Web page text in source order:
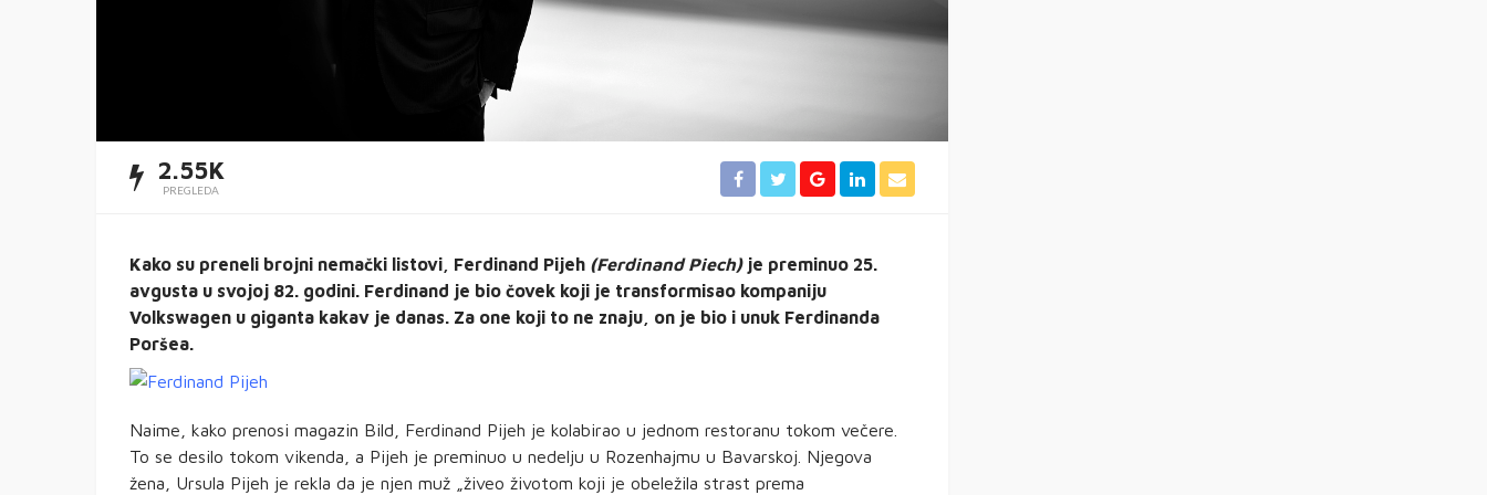
2.55K
PREGLEDA
Kako su preneli brojni nemački listovi, Ferdinand Pijeh (Ferdinand Piech)je preminuo 25.
avgusta u svojoj 82. godini. Ferdinand je bio čovek koji je transformisao kompaniju
Volkswagen u giganta kakav je danas. Za one koji to ne znaju, on je bio i unuk Ferdinanda
Poršea.
Naime, kako prenosi magazin Bild, Ferdinand Pijeh je kolabirao u jednom restoranu tokom večere.
To se desilo tokom vikenda, a Pijeh je preminuo u nedelju u Rozenhajmu u Bavarskoj. Njegova
žena, Ursula Pijeh je rekla da je njen muž „živeo životom koji je obeležila strast prema